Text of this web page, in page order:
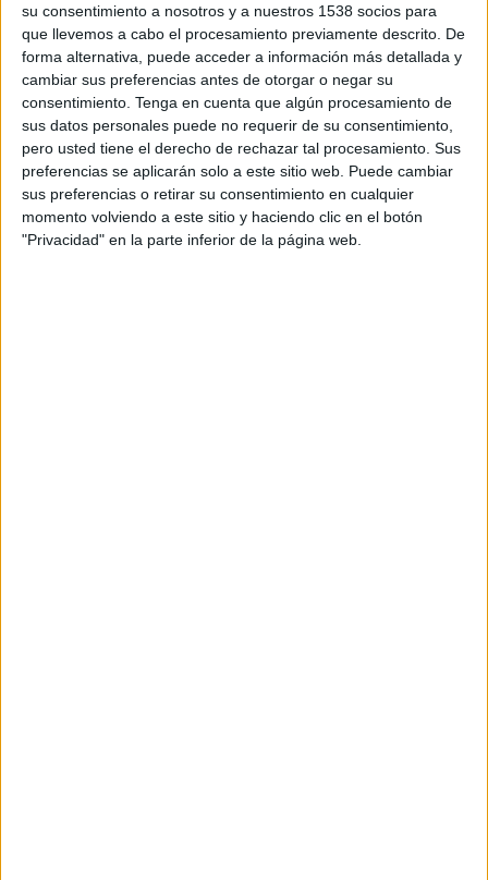
su consentimiento a nosotros y a nuestros 1538 socios para
que llevemos a cabo el procesamiento previamente descrito. De
forma alternativa, puede acceder a información más detallada y
cambiar sus preferencias antes de otorgar o negar su
consentimiento. Tenga en cuenta que algún procesamiento de
sus datos personales puede no requerir de su consentimiento,
pero usted tiene el derecho de rechazar tal procesamiento. Sus
preferencias se aplicarán solo a este sitio web. Puede cambiar
sus preferencias o retirar su consentimiento en cualquier
momento volviendo a este sitio y haciendo clic en el botón
"Privacidad" en la parte inferior de la página web.
Sábado, 22/08/2026
20:30 Primera Nacional Argentina
Almagro
Colegiales
LPF Play